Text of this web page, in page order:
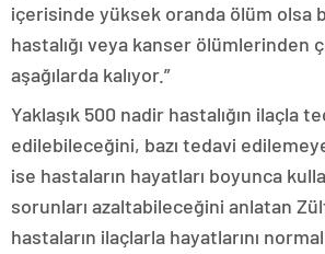
içerisinde yüksek oranda ölüm olsa
hastalığı veya kanser ölümlerinden
aşağılarda kalıyor.”
Yaklaşık 500 nadir hastalığın ilaçla
edilebileceğini, bazı tedavi
ise hastaların hayatları boyunca
sorunları azaltabileceğini anlatan
hastaların ilaçlarla hayatlarını